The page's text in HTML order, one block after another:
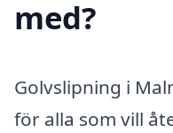
med?
Golvslipning i
för alla som vill